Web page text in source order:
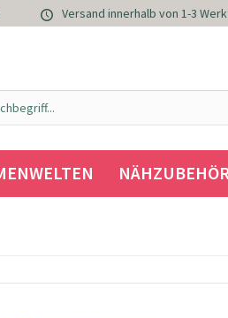
Versand innerhalb von 1-3